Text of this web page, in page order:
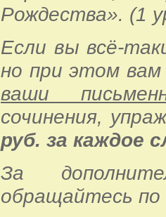
Рождества». (1
Если вы всё-
но при этом
ваши
сочинения,
руб. за каждое
За
обращайтесь по